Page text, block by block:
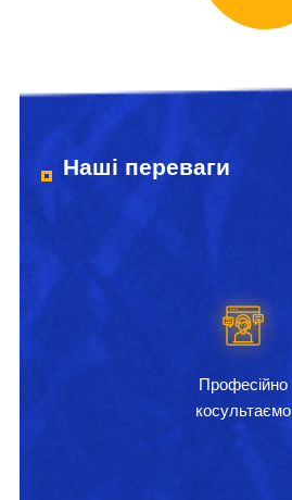
Наші переваги
Професійно
косультаємо